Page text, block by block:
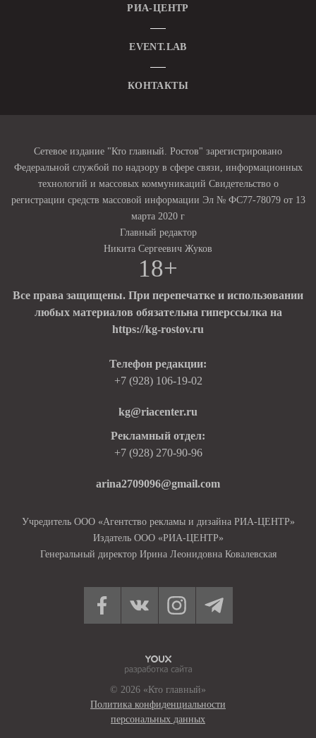
РИА-ЦЕНТР
EVENT.LAB
КОНТАКТЫ
Сетевое издание "Кто главный. Ростов" зарегистрировано
Федеральной службой по надзору в сфере связи, информационных
технологий и массовых коммуникаций Свидетельство о
регистрации средств массовой информации Эл № ФС77-78079 от 13
марта 2020 г
Главный редактор
Никита Сергеевич Жуков
18+
Все права защищены. При перепечатке и использовании
любых материалов обязательна гиперссылка на
https://kg-rostov.ru
Телефон редакции:
+7 (928) 106-19-02
kg@riacenter.ru
Рекламный отдел:
+7 (928) 270-90-96
arina2709096@gmail.com
Учредитель ООО «Агентство рекламы и дизайна РИА-ЦЕНТР»
Издатель ООО «РИА-ЦЕНТР»
Генеральный директор Ирина Леонидовна Ковалевская
© 2026 «Кто главный»
Политика конфиденциальности
персональных данных